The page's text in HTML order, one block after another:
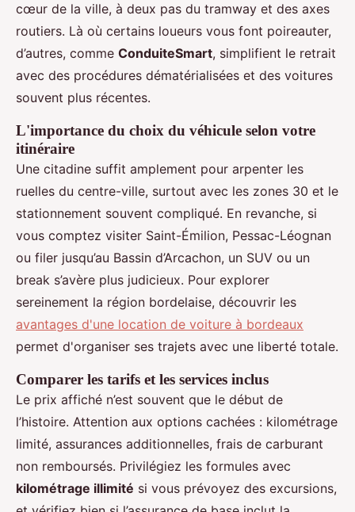
cœur de la ville, à deux pas du tramway et des axes
routiers. Là où certains loueurs vous font poireauter,
d’autres, comme ConduiteSmart, simplifient le retrait
avec des procédures dématérialisées et des voitures
souvent plus récentes.
L'importance du choix du véhicule selon votre
itinéraire
Une citadine suffit amplement pour arpenter les
ruelles du centre-ville, surtout avec les zones 30 et le
stationnement souvent compliqué. En revanche, si
vous comptez visiter Saint-Émilion, Pessac-Léognan
ou filer jusqu’au Bassin d’Arcachon, un SUV ou un
break s’avère plus judicieux. Pour explorer
sereinement la région bordelaise, découvrir les
avantages d'une location de voiture à bordeaux
permet d'organiser ses trajets avec une liberté totale.
Comparer les tarifs et les services inclus
Le prix affiché n’est souvent que le début de
l’histoire. Attention aux options cachées : kilométrage
limité, assurances additionnelles, frais de carburant
non remboursés. Privilégiez les formules avec
kilométrage illimité si vous prévoyez des excursions,